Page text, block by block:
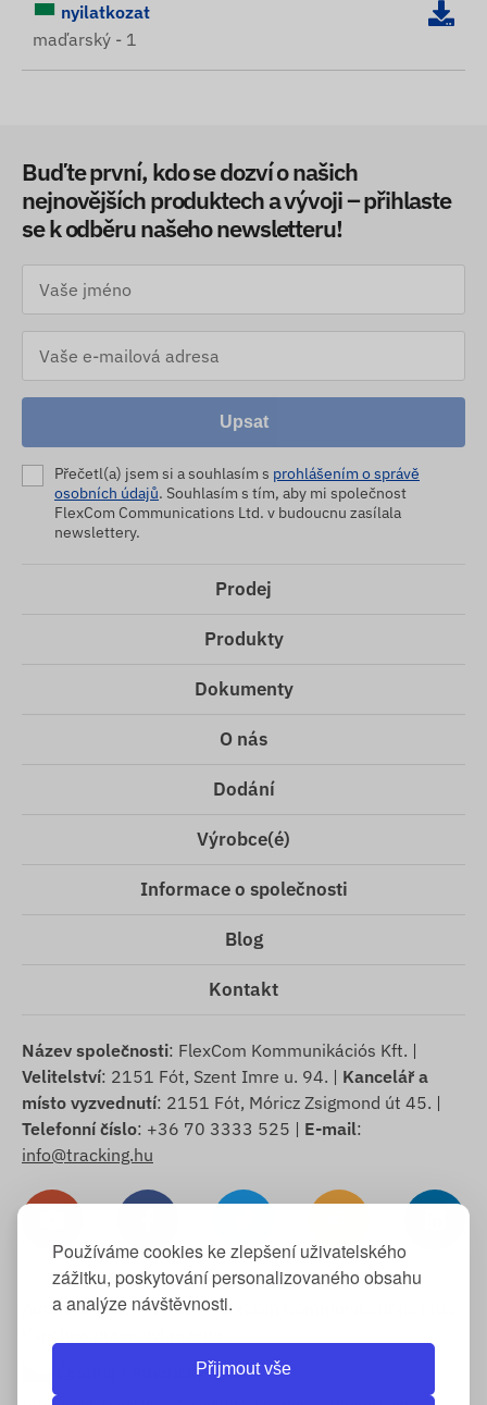
Používáme cookies ke zlepšení uživatelského
zážitku, poskytování personalizovaného obsahu
a analýze návštěvnosti.
Přijmout vše
nyilatkozat
maďarský - 1
Buďte první, kdo se dozví o našich
nejnovějších produktech a vývoji – přihlaste
se k odběru našeho newsletteru!
Upsat
Přečetl(a) jsem si a souhlasím s prohlášením o správě
osobních údajů. Souhlasím s tím, aby mi společnost
FlexCom Communications Ltd. v budoucnu zasílala
newslettery.
Prodej
Produkty
Dokumenty
O nás
Dodání
Výrobce(é)
Informace o společnosti
Blog
Kontakt
Název společnosti: FlexCom Kommunikációs Kft. |
Velitelství: 2151 Fót, Szent Imre u. 94. | Kancelář a
místo vyzvednutí: 2151 Fót, Móricz Zsigmond út 45. |
Telefonní číslo: +36 70 3333 525 | E-mail:
info@tracking.hu
Autorská práva © 2025 FlexCom Communications Ltd.,
Americký dolar